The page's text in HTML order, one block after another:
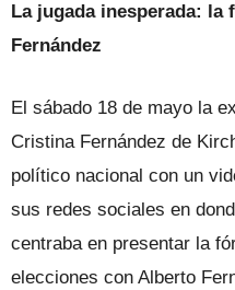
La jugada inesperada: la
Fernández
El sábado 18 de mayo la
Cristina Fernández de
político nacional con un
sus redes sociales en
centraba en presentar la
elecciones con Alberto